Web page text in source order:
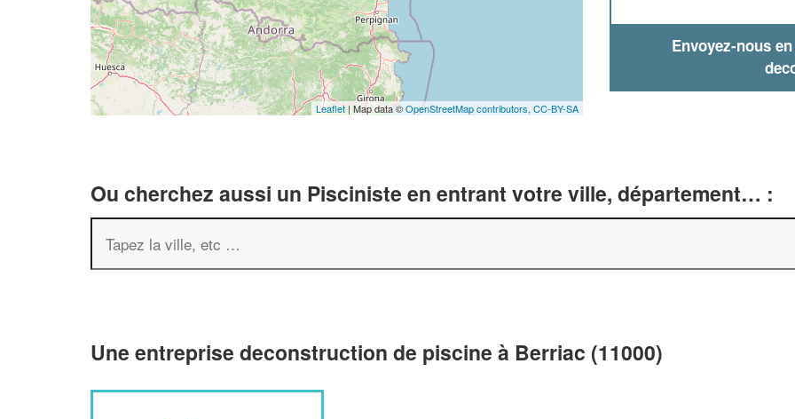
Leaflet| Map data ©OpenStreetMap contributors, CC-BY-SA
Envoyez-nous
Ou cherchez aussi un Pisciniste en entrant votre ville, département… :
Une entreprise deconstruction de piscine à Berriac (11000)